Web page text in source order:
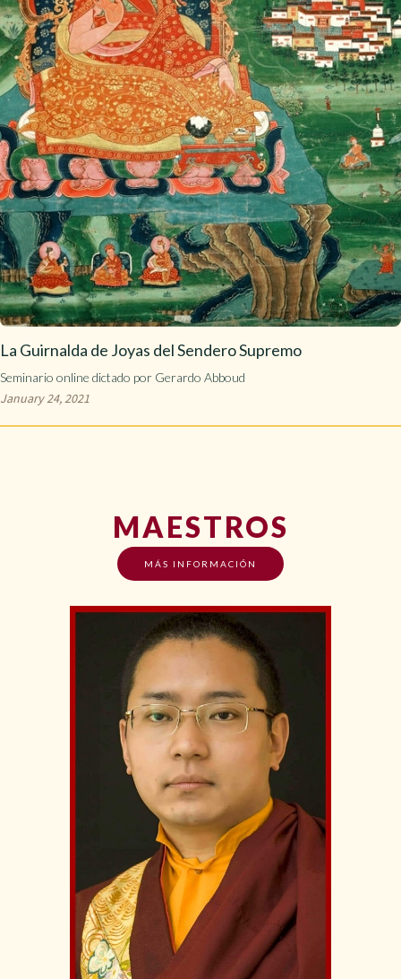
La Guirnalda de Joyas del Sendero Supremo
Seminario online dictado por Gerardo Abboud
January 24, 2021
MAESTROS
MÁS INFORMACIÓN